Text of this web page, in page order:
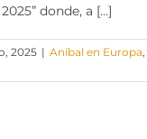
donde, a […]
2025 | Aníbal en Europa,